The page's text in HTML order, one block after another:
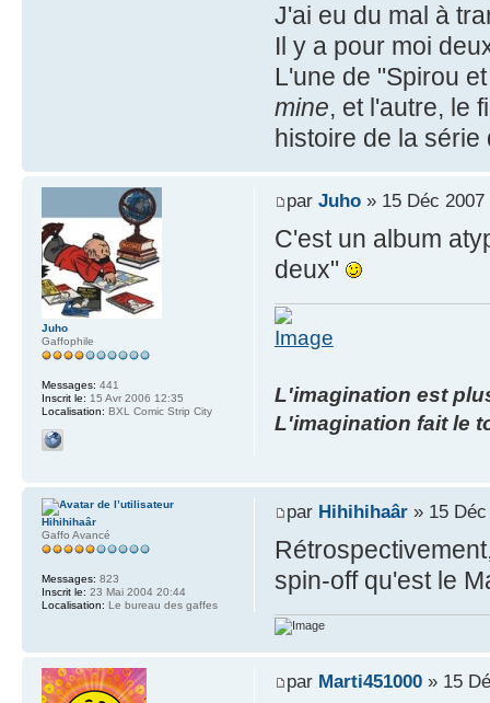
J'ai eu du mal à
Il y a pour moi
L'une de "Spirou
mine, et l'autre, le
histoire de la
par Juho» 15 Déc 2007
C'est un album
deux"
L'imagination est
L'imagination fait le
Juho
Gaffophile
Messages: 441
Inscrit le: 15 Avr 2006 12:35
Localisation: BXL Comic Strip City
par Hihihihaâr» 15 Déc
spin-off qu'est le
Hihihihaâr
Gaffo Avancé
Messages: 823
Inscrit le: 23 Mai 2004 20:44
Localisation: Le bureau des gaffes
par Marti451000» 15